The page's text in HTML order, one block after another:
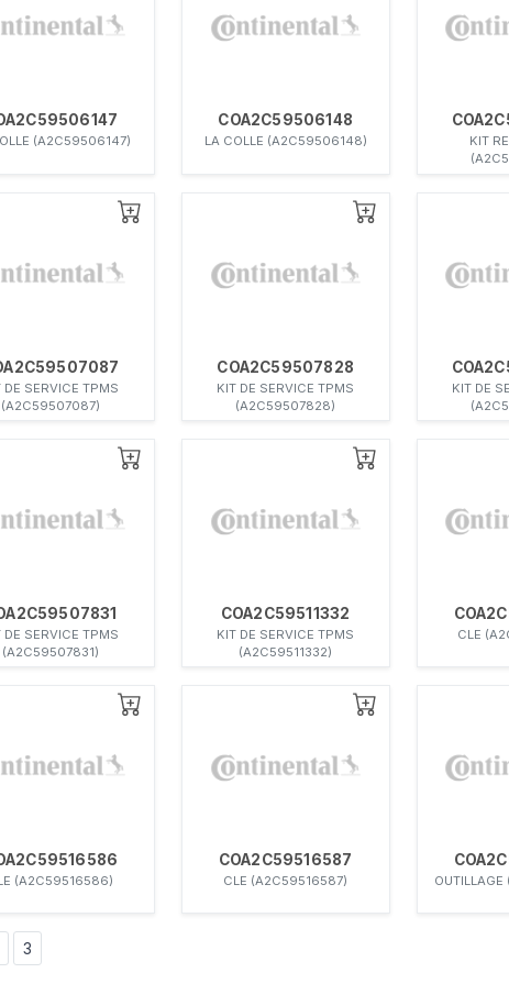
(A2C59506147)
COA2C59506148
LA COLLE (A2C59506148)
KIT
DE SERVICE TPMS
(A2C59507087)
COA2C59507828
KIT DE SERVICE TPMS
(A2C59507828)
KIT DE
DE SERVICE TPMS
(A2C59507831)
COA2C59511332
KIT DE SERVICE TPMS
(A2C59511332)
CLE
(A2C59516586)
COA2C59516587
CLE (A2C59516587)
3